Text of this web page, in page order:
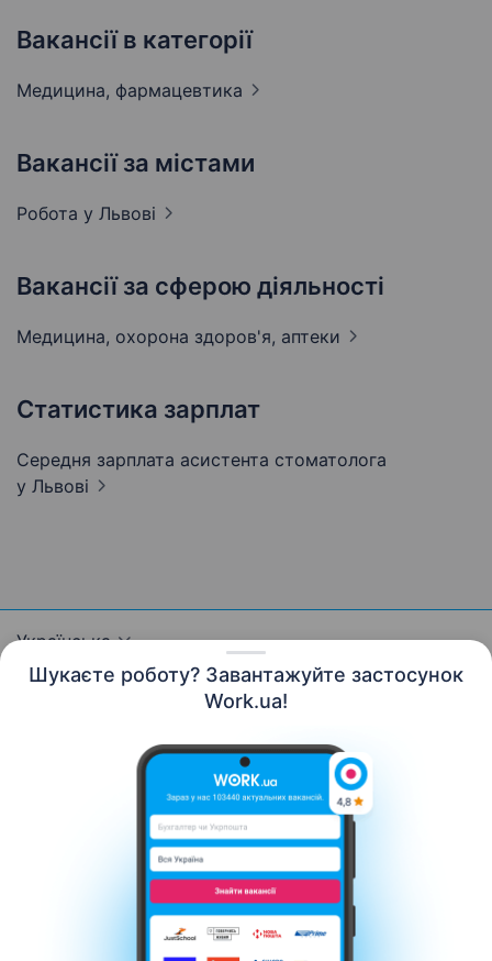
Шукаєте роботу? Завантажуйте застосунок
Work.ua!
Вакансії в категорії
Медицина, фармацевтика
Вакансії за містами
Робота у Львові
Вакансії за сферою діяльності
Медицина, охорона здоров'я, аптеки
Статистика зарплат
Середня зарплата асистента стоматолога
у Львові
Українська
Контакти Про нас
Кар’єра
Новини Work.ua
Допомога Умови використання
Роботодавцю